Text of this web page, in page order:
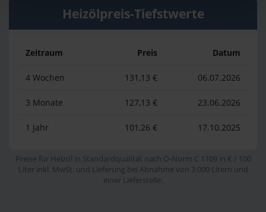
Heizölpreis-Tiefstwerte
Zeitraum Preis Datum
4 Wochen 131,13 € 06.07.2026
3 Monate 127,13 € 23.06.2026
1 Jahr 101,26 € 17.10.2025
Preise für Heizöl in Standardqualität nach Ö-Norm C 1109 in € / 100
Liter inkl. MwSt. und Lieferung bei Abnahme von 3.000 Litern und
einer Lieferstelle.